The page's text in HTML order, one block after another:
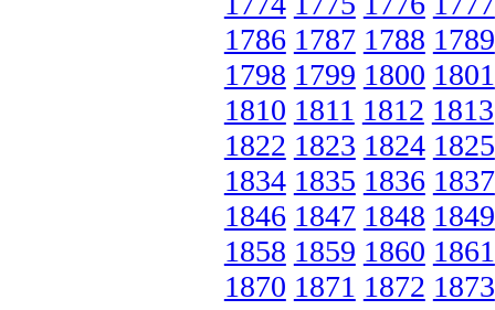
1786 1787 1788 1789
1798 1799 1800 1801
1810 1811 1812 1813
1822 1823 1824 1825
1834 1835 1836 1837
1846 1847 1848 1849
1858 1859 1860 1861
1870 1871 1872 1873